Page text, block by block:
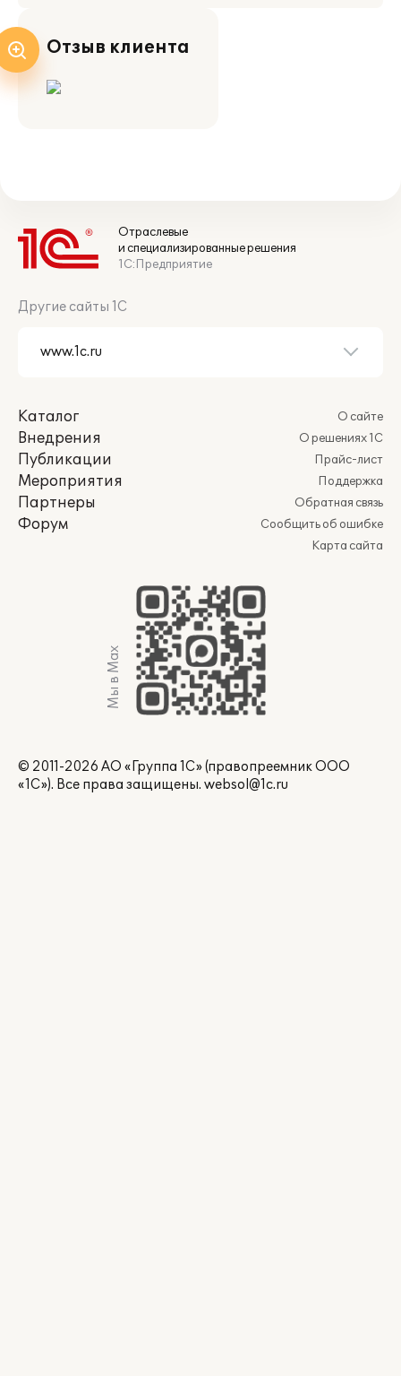
Отзыв клиента
Отраслевые
и специализированные решения
1С:Предприятие
Другие сайты 1С
Каталог
Внедрения
Публикации
Мероприятия
Партнеры
Форум
О сайте
О решениях 1С
Прайс-лист
Поддержка
Обратная связь
Сообщить об ошибке
Карта сайта
Мы в Max
© 2011-2026 АО «Группа 1С» (правопреемник ООО
«1С»). Все права защищены. websol@1c.ru